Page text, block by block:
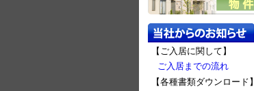
【ご入居に関して】
ご入居までの流れ
【各種書類ダウンロード】